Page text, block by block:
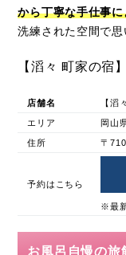
から丁寧な手仕事
洗練された空間で思
【滔々 町家の宿
店舗名 【滔
エリア 岡山
住所 〒
予約はこちら
※最
お風呂自慢の旅